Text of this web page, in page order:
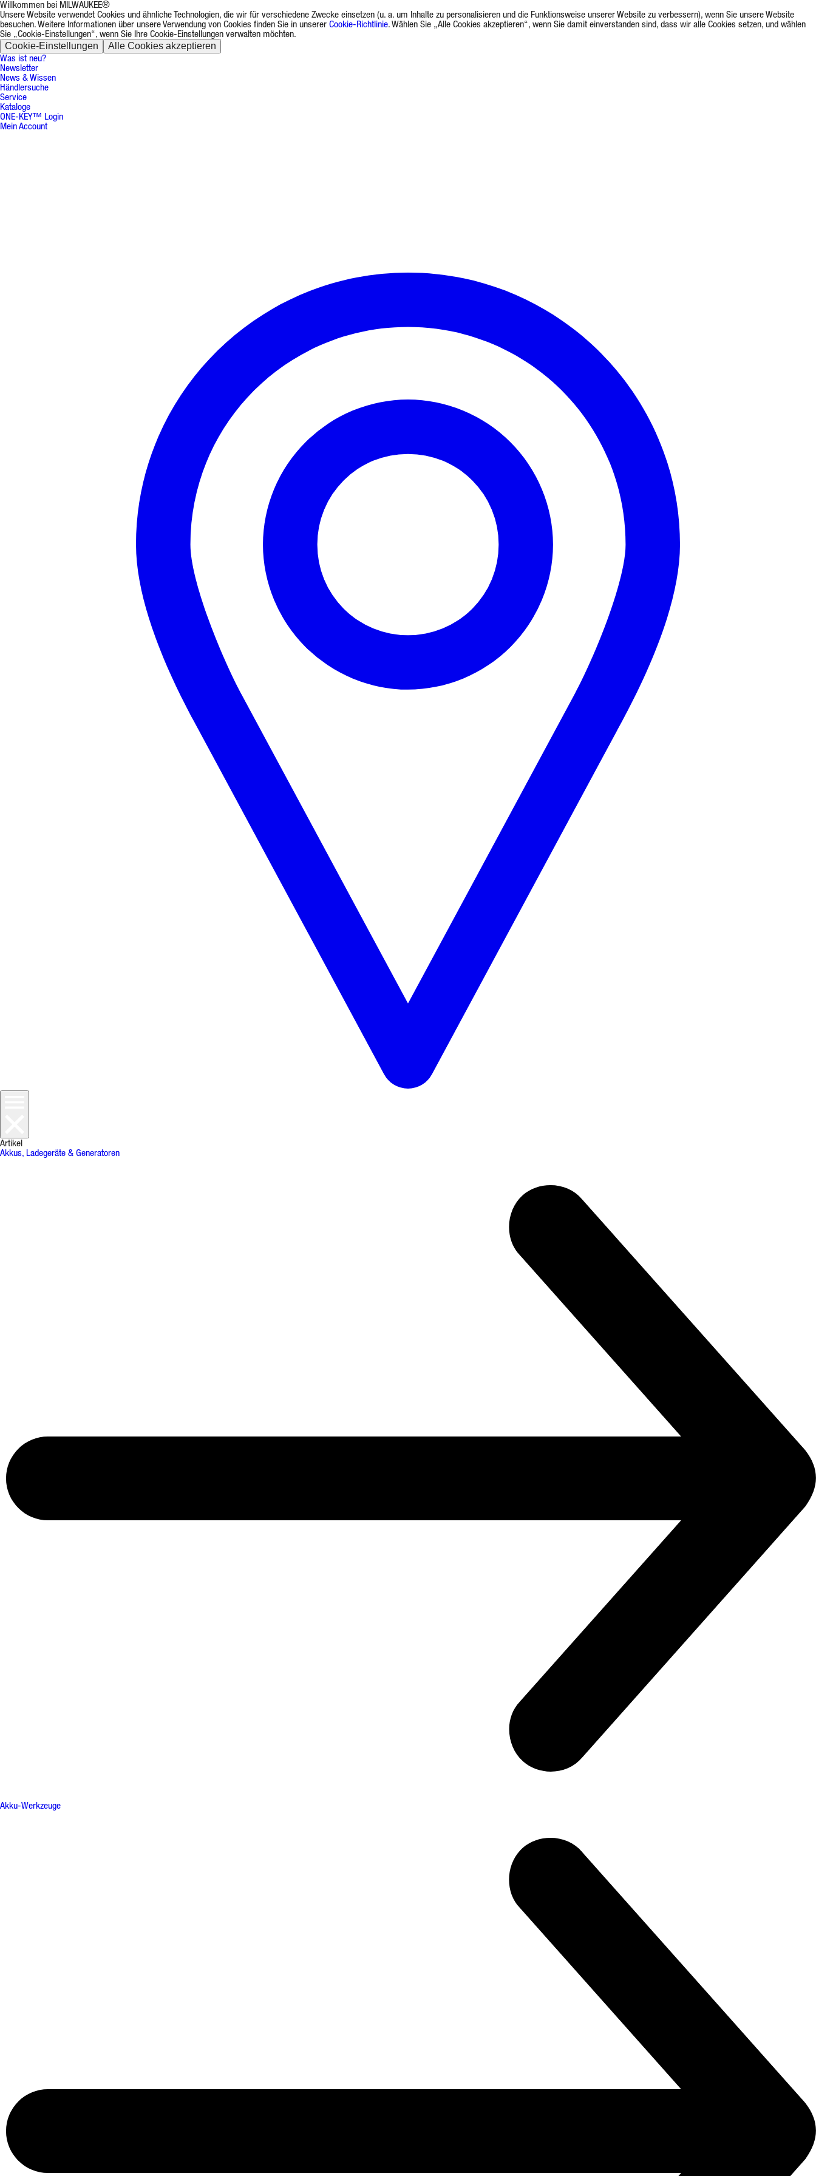
Willkommen bei MILWAUKEE®
Unsere Website verwendet Cookies und ähnliche Technologien, die wir für verschiedene Zwecke einsetzen (u. a. um Inhalte zu personalisieren und die Funktionsweise unserer Website zu verbessern), wenn Sie unsere Website
besuchen. Weitere Informationen über unsere Verwendung von Cookies finden Sie in unserer Cookie-Richtlinie. Wählen Sie „Alle Cookies akzeptieren“, wenn Sie damit einverstanden sind, dass wir alle Cookies setzen, und wählen
Sie „Cookie-Einstellungen“, wenn Sie Ihre Cookie-Einstellungen verwalten möchten.
Cookie-Einstellungen Alle Cookies akzeptieren
Was ist neu?
Newsletter
News & Wissen
Händlersuche
Service
Kataloge
ONE-KEY™ Login
Mein Account
Artikel
Akkus, Ladegeräte & Generatoren
Akku-Werkzeuge